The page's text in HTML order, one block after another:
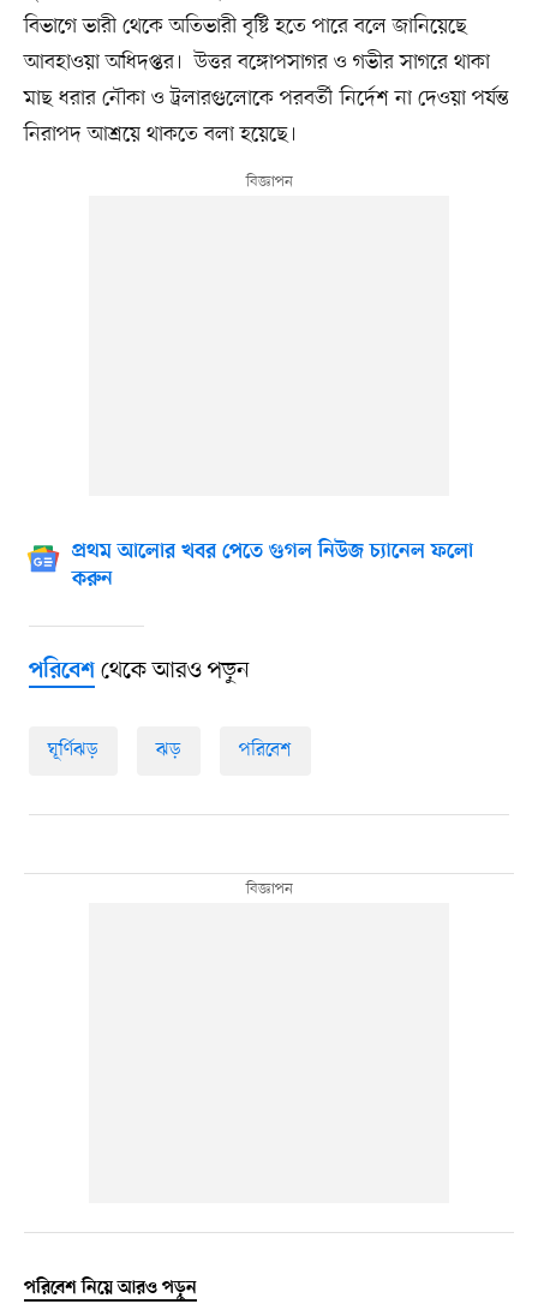
বিভাগে ভারী থেকে অতিভারী বৃষ্টি হতে পারে বলে জানিয়েছে
আবহাওয়া অধিদপ্তর। উত্তর বঙ্গোপসাগর ও গভীর সাগরে থাকা
মাছ ধরার নৌকা ও ট্রলারগুলোকে পরবর্তী নির্দেশ না দেওয়া পর্যন্ত
নিরাপদ আশ্রয়ে থাকতে বলা হয়েছে।
প্রথম আলোর খবর পেতে গুগল নিউজ চ্যানেল ফলো
করুন
পরিবেশথেকে আরও পড়ুন
ঘূর্ণিঝড় ঝড় পরিবেশ
পরিবেশ নিয়ে আরও পড়ুন